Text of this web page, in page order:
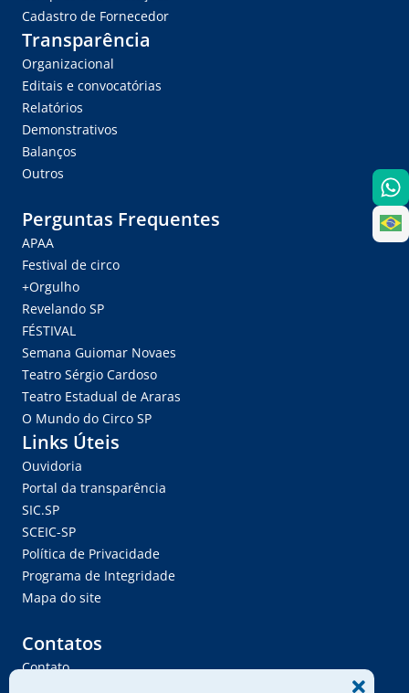
Cadastro de Fornecedor
Transparência
Organizacional
Editais e convocatórias
Relatórios
Demonstrativos
Balanços
Outros
Perguntas Frequentes
APAA
Festival de circo
+Orgulho
Revelando SP
FÉSTIVAL
Semana Guiomar Novaes
Teatro Sérgio Cardoso
Teatro Estadual de Araras
O Mundo do Circo SP
Links Úteis
Ouvidoria
Portal da transparência
SIC.SP
SCEIC-SP
Política de Privacidade
Programa de Integridade
Mapa do site
Contatos
Contato